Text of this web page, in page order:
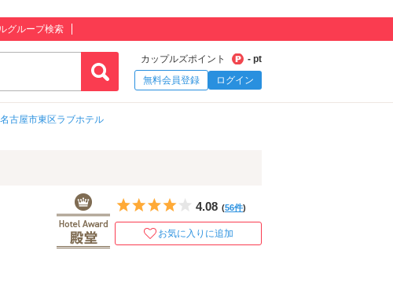
グループ検索
カップルズポイント
- pt
無料会員登録
ログイン
名古屋市東区ラブホテル
5つ星のうち4
4.08 (56件)
お気に入りに追加